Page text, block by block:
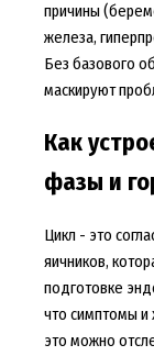
причины
железа,
Без базового
маскируют
Как
фазы и
Цикл - это
яичников,
подготовке
что симптомы
это можно